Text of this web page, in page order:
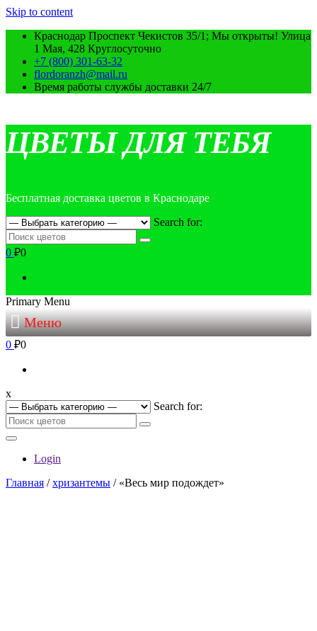
Skip to content
Краснодар Проспект Чекистов 35/1; Мы открыты! Улица
1 Мая, 428 Круглосуточно
+7 (800) 301-63-32
flordoranzh@mail.ru
Время работы службы доставки 24/7
ЦВЕТЫ ДЛЯ ТЕБЯ
Бесплатная доставка цветов в Краснодаре
Search for:
0 ₽0
Primary Menu
Меню
0 ₽0
x
Search for:
Login
Главная /хризантемы / «Весь мир подождет»